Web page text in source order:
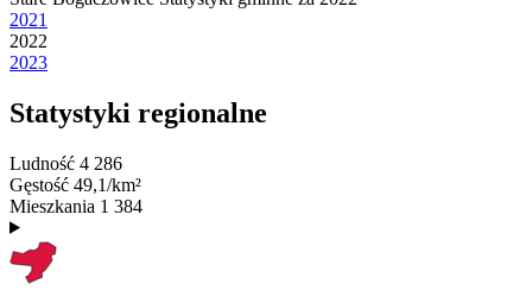
2021
2022
2023
Statystyki regionalne
Ludność 4 286
Gęstość 49,1/km²
Mieszkania 1 384